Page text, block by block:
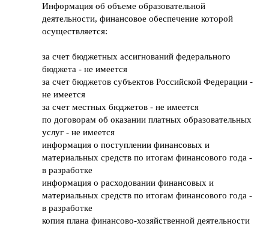
Информация об объеме образовательной
деятельности, финансовое обеспечение которой
осуществляется:
за счет бюджетных ассигнований федерального
бюджета - не имеется
за счет бюджетов субъектов Российской Федерации -
не имеется
за счет местных бюджетов - не имеется
по договорам об оказании платных образовательных
услуг - не имеется
информация о поступлении финансовых и
материальных средств по итогам финансового года -
в разработке
информация о расходовании финансовых и
материальных средств по итогам финансового года -
в разработке
копия плана финансово-хозяйственной деятельности
Политика и согласие на обработку
персональных данных
Екатерина Витальевна
ИНН 026601625233
+7 (987) 131-73-66
Договор оферты <Сообщение изменено>
Разработка сайта Yuliya Bogatyreva